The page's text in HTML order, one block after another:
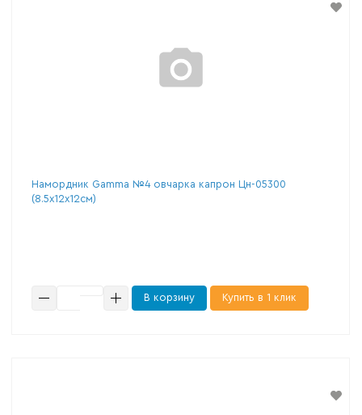
Намордник Gamma №4 овчарка капрон Цн-05300
(8.5х12х12см)
В корзину Купить в 1 клик